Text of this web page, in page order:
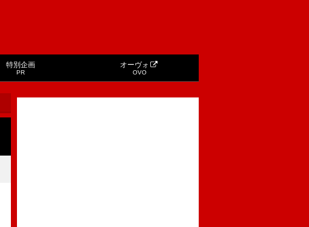
特別企画
PR
オーヴォ
OVO